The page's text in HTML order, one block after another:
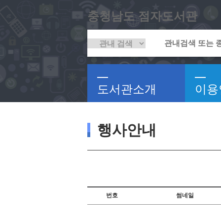
충청남도 점자도서관
도서관소개 이
행사안내
번호 썸네일